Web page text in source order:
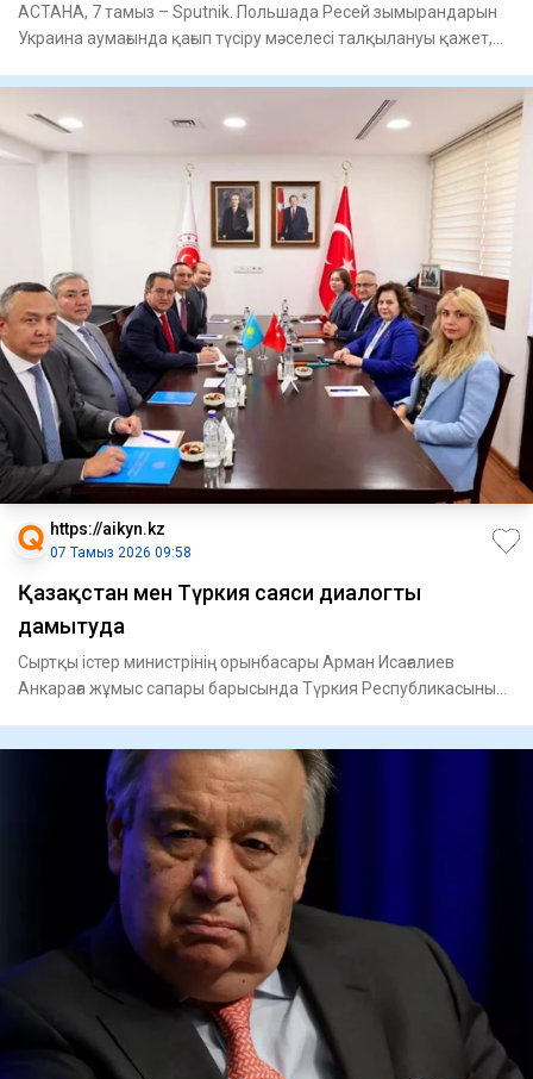
АСТАНА, 7 тамыз – Sputnik. Польшада Ресей зымырандарын
Украина аумағында қағып түсіру мәселесі талқылануы қажет,
https://aikyn.kz
07 Тамыз 2026 09:58
Қазақстан мен Түркия саяси диалогты
дамытуда
Сыртқы істер министрінің орынбасары Арман Исағалиев
Анкараға жұмыс сапары барысында Түркия Республикасының